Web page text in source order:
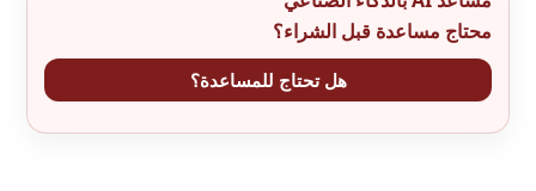
محتاج مساعدة قبل الشراء؟
هل تحتاج للمساعدة؟